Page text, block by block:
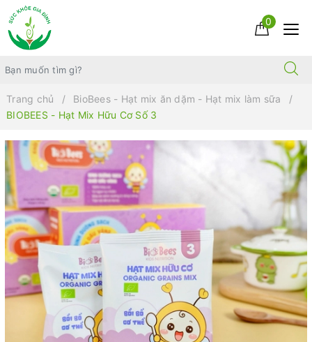
0
Trang chủ
BioBees - Hạt mix ăn dặm - Hạt mix làm sữa
BIOBEES - Hạt Mix Hữu Cơ Số 3